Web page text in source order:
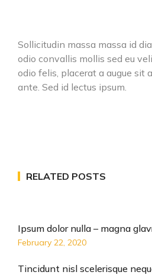
Sollicitudin massa massa id
odio convallis mollis sed eu
odio felis, placerat a augue sit
ante. Sed id lectus ipsum.
RELATED POSTS
Ipsum dolor nulla – magna
February 22, 2020
Tincidunt nisl scelerisque